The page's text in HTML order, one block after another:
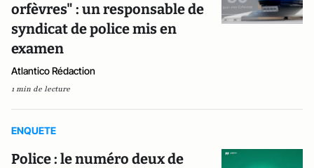
orfèvres" : un responsable de
syndicat de police mis en
examen
Atlantico Rédaction
1 min de lecture
ENQUETE
Police : le numéro deux de